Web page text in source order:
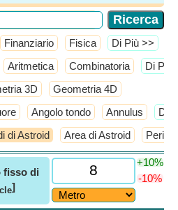
Finanziario Fisica ​Di Più >>
Aritmetica Combinatoria ​Di Più
3D Geometria 4D
Angolo tondo Annulus ​Di
di Astroid Area di Astroid
fisso di
]
+10%
-10%